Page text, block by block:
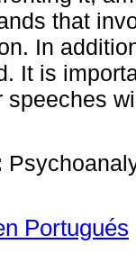
that
In
It is
speeches
Portugués